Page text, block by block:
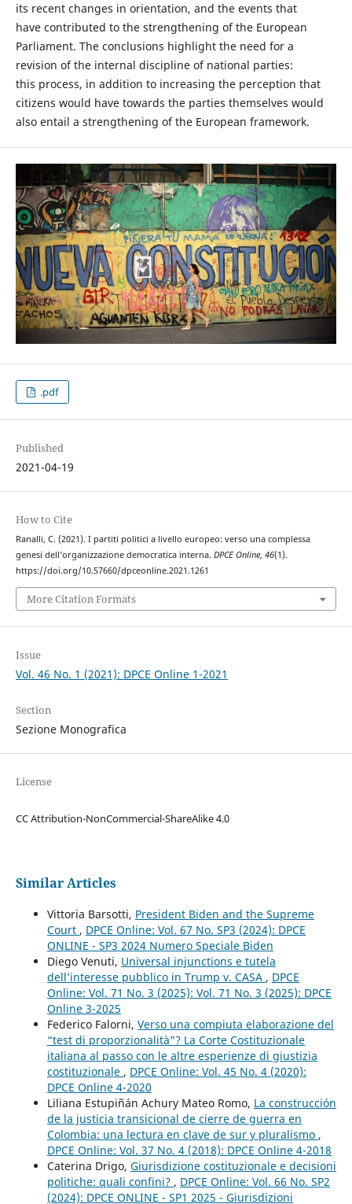
its recent changes in orientation, and the events that
have contributed to the strengthening of the European
Parliament. The conclusions highlight the need for a
revision of the internal discipline of national parties:
this process, in addition to increasing the perception that
citizens would have towards the parties themselves would
also entail a strengthening of the European framework.
.pdf
Published
2021-04-19
How to Cite
Ranalli, C. (2021). I partiti politici a livello europeo: verso una complessa
genesi dell’organizzazione democratica interna. DPCE Online, 46(1).
https://doi.org/10.57660/dpceonline.2021.1261
More Citation Formats
Issue
Vol. 46 No. 1 (2021): DPCE Online 1-2021
Section
Sezione Monografica
License
CC Attribution-NonCommercial-ShareAlike 4.0
Similar Articles
Vittoria Barsotti, President Biden and the Supreme
Court , DPCE Online: Vol. 67 No. SP3 (2024): DPCE
ONLINE - SP3 2024 Numero Speciale Biden
Diego Venuti, Universal injunctions e tutela
dell’interesse pubblico in Trump v. CASA , DPCE
Online: Vol. 71 No. 3 (2025): Vol. 71 No. 3 (2025): DPCE
Online 3-2025
Federico Falorni, Verso una compiuta elaborazione del
“test di proporzionalità”? La Corte Costituzionale
italiana al passo con le altre esperienze di giustizia
costituzionale , DPCE Online: Vol. 45 No. 4 (2020):
DPCE Online 4-2020
Liliana Estupiñán Achury Mateo Romo, La construcción
de la justicia transicional de cierre de guerra en
Colombia: una lectura en clave de sur y pluralismo ,
DPCE Online: Vol. 37 No. 4 (2018): DPCE Online 4-2018
Caterina Drigo, Giurisdizione costituzionale e decisioni
politiche: quali confini? , DPCE Online: Vol. 66 No. SP2
(2024): DPCE ONLINE - SP1 2025 - Giurisdizioni